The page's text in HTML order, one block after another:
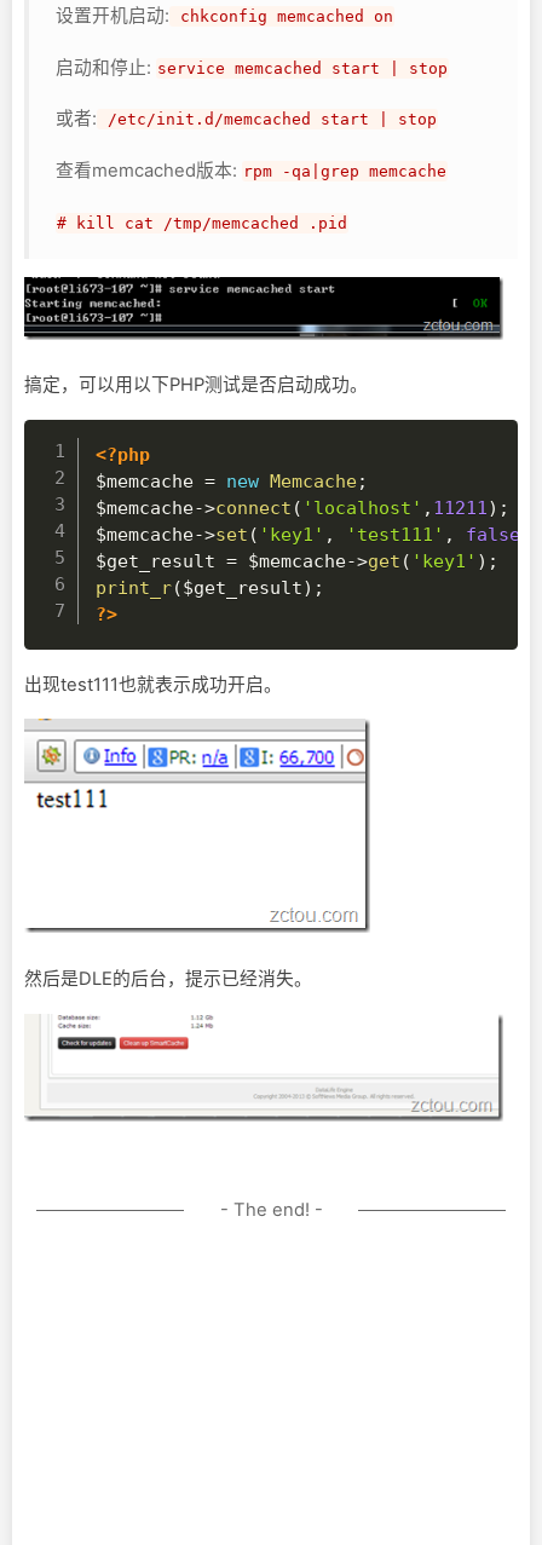
设置开机启动: chkconfig memcached on
启动和停止: service memcached start | stop
或者: /etc/init.d/memcached start | stop
查看memcached版本: rpm -qa|grep memcache
# kill cat /tmp/memcached .pid
搞定，可以用以下PHP测试是否启动成功。
<?php
$memcache = new Memcache;
$memcache->connect ( 'localhost' , 11211 ) ;
$memcache->set ( 'key1' , 'test111' , false
$get_result
= $memcache->get ( 'key1' ) ;
print_r($get_result) ;
?>
出现test111也就表示成功开启。
然后是DLE的后台，提示已经消失。
- The end! -